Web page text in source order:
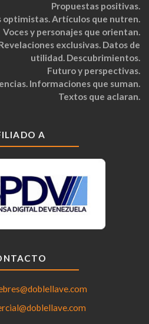
Propuestas positivas.
optimistas. Artículos que nutren.
Voces y personajes que orientan.
exclusivas. Datos de
utilidad. Descubrimientos.
Futuro y perspectivas.
Informaciones que suman.
Textos que aclaran.
A